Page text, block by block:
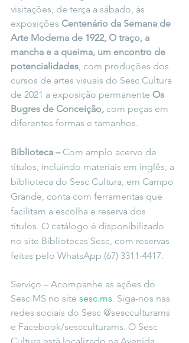
visitações, de terça a sábado, às
exposições Centenário da Semana de
Arte Moderna de 1922, O traço, a
mancha e a queima, um encontro de
potencialidades, com produções dos
cursos de artes visuais do Sesc Cultura
de 2021 a exposição permanente Os
Bugres de Conceição, com peças em
diferentes formas e tamanhos.
Biblioteca – Com amplo acervo de
títulos, incluindo materiais em inglês, a
biblioteca do Sesc Cultura, em Campo
Grande, conta com ferramentas que
facilitam a escolha e reserva dos
títulos. O catálogo é disponibilizado
no site Bibliotecas Sesc, com reservas
feitas pelo WhatsApp (67) 3311-4417.
Serviço – Acompanhe as ações do
Sesc MS no site sesc.ms. Siga-nos nas
redes sociais do Sesc @sescculturams
e Facebook/sescculturams. O Sesc